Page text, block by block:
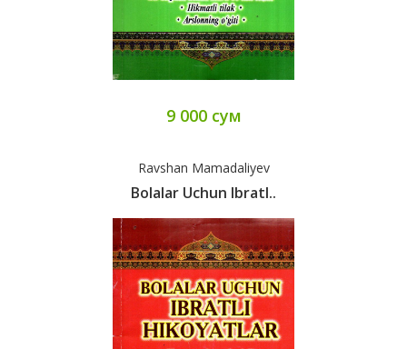
9 000 сум
Ravshan Mamadaliyev
Bolalar Uchun Ibratl..